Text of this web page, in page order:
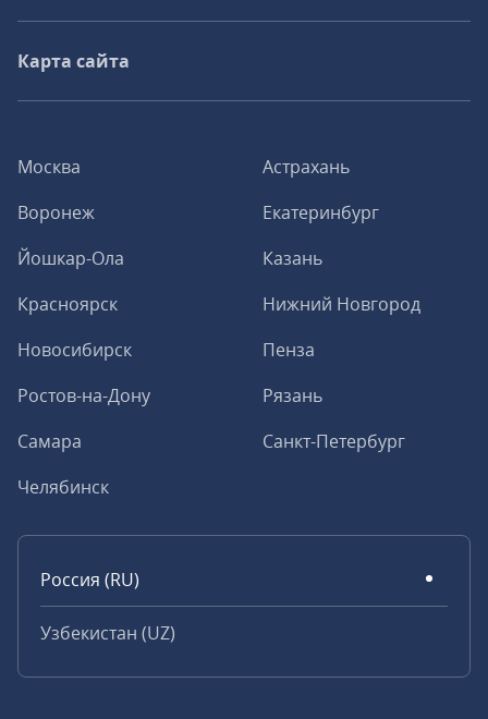
Москва
Астрахань
Воронеж
Екатеринбург
Йошкар-Ола
Казань
Красноярск
Нижний Новгород
Новосибирск
Пенза
Ростов-на-Дону
Рязань
Самара
Санкт-Петербург
Челябинск
Россия (RU)
Узбекистан (UZ)
Карта сайта